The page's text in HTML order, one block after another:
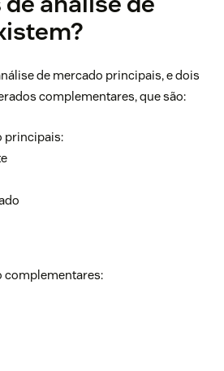
de mercado principais, e dois
complementares, que são:
principais:
complementares: